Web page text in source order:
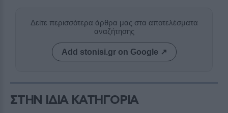
Δείτε περισσότερα άρθρα μας στα αποτελέσματα
αναζήτησης
Add stonisi.gr on Google ↗
ΣΤΗΝ ΙΔΙΑ ΚΑΤΗΓΟΡΙΑ